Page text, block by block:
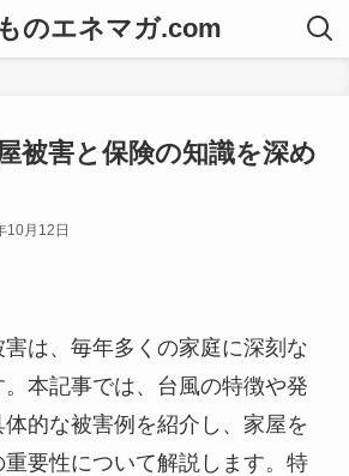
のエネマガ.com
被害と保険の知識を深め
10月12日
は、毎年多くの家庭に深刻な
本記事では、台風の特徴や発
的な被害例を紹介し、家屋を
要性について解説します。特